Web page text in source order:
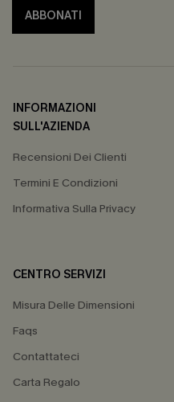
ABBONATI
INFORMAZIONI
SULL'AZIENDA
Recensioni Dei Clienti
Termini E Condizioni
Informativa Sulla Privacy
CENTRO SERVIZI
Misura Delle Dimensioni
Faqs
Contattateci
Carta Regalo